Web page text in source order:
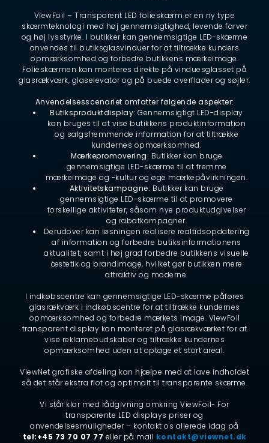
ViewFoil – Transparent LED folieskærm er en ny type
skærmteknologi med høj gennemsigtighed, levende farver
og høj lysstyrke. I butikker kan gennemsigtige LED-skærme
anvendes til butiksglasvinduer for at tiltrække kunders
opmærksomhed og forbedre butikkens mærkeimage.
Folieskærmen kan monteres direkte på vinduesglasset på
glasrækværk, glaselevator og på buede overflader og søjler.
Anvendelsesscenariet omfatter følgende aspekter:
Butiksproduktdisplay: Gennemsigtigt LED-display
kan bruges til at vise butikkens produktinformation
og salgsfremmende information for at tiltrække
kundernes opmærksomhed.
Mærkepromovering: Butikker kan bruge
gennemsigtige LED-skærme til at fremme
mærkeimage og -kultur og øge mærkepåvirkningen.
Aktivitetskampagne: Butikker kan bruge
gennemsigtige LED-skærme til at promovere
forskellige aktiviteter, såsom nye produktudgivelser
og rabatkampagner.
Derudover kan løsningen realisere realtidsopdatering
af information og forbedre butiksinformationens
aktualitet, samt i høj grad forbedre butikkens visuelle
æstetik og brandimage, hvilket gør butikken mere
attraktiv og moderne.
I indkøbscentre kan gennemsigtige LED-skærme påføres
glasrækværk i indkøbscentre for at tiltrække kundernes
opmærksomhed og forbedre mærkets image. ViewFoil
transparent display kan monteret på glasrækværket for at
vise reklamebudskaber og tiltrække kundernes
opmærksomhed uden at optage et stort areal.
ViewNet grafiske afdeling kan hjælpe med at lave indholdet
så det står ekstra flot og optimalt til transparente skærme.
Vi står klar med rådgivning omkring ViewFoil- For
transparente LED displays priser og
anvendelsesmuligheder – kontakt os allerede idag på
tel:+45 73 70 07 77 eller på mail kontakt@viewnet.dk